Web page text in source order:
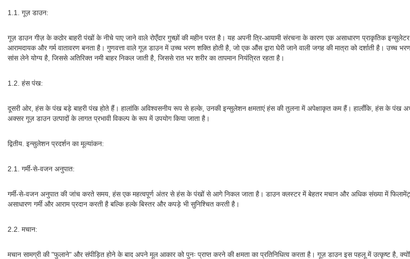
1.1. गूज़ डाउन:
गूज़ डाउन गीज़ के कठोर बाहरी पंखों के नीचे पाए जाने वाले रोएँदार गुच्छों की महीन परत है। यह अपनी त्रि-आयामी संरचना के कारण एक असाधारण प्राकृतिक
आरामदायक और गर्म वातावरण बनता है। गुणवत्ता वाले गूज़ डाउन में उच्च भरण शक्ति होती है, जो एक औंस द्वारा घेरी जाने वाली जगह की मात्रा को दर्शाती है।
सांस लेने योग्य है, जिससे अतिरिक्त नमी बाहर निकल जाती है, जिससे रात भर शरीर का तापमान नियंत्रित रहता है।
1.2. हंस पंख:
दूसरी ओर, हंस के पंख बड़े बाहरी पंख होते हैं। हालांकि अविश्वसनीय रूप से हल्के, उनकी इन्सुलेशन क्षमताएं हंस की तुलना में अपेक्षाकृत कम हैं। हालाँकि, हंस के पंख
अक्सर गूज़ डाउन उत्पादों के लागत प्रभावी विकल्प के रूप में उपयोग किया जाता है।
द्वितीय. इन्सुलेशन प्रदर्शन का मूल्यांकन:
2.1. गर्मी-से-वजन अनुपात:
गर्मी-से-वजन अनुपात की जांच करते समय, हंस एक महत्वपूर्ण अंतर से हंस के पंखों से आगे निकल जाता है। डाउन क्लस्टर में बेहतर मचान और अधिक संख्या में
असाधारण गर्मी और आराम प्रदान करती है बल्कि हल्के बिस्तर और कपड़े भी सुनिश्चित करती है।
2.2. मचान:
मचान सामग्री की "फुलाने" और संपीड़ित होने के बाद अपने मूल आकार को पुनः प्राप्त करने की क्षमता का प्रतिनिधित्व करता है। गूज़ डाउन इस पहलू में उत्कृष्ट है,